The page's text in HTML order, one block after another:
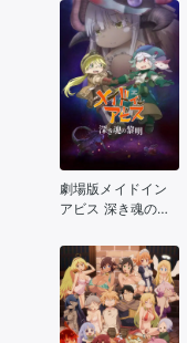
劇場版メイドイン
アビス 深き魂の黎